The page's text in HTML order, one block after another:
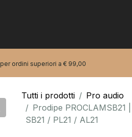
per ordini superiori a € 99,00
Tutti i prodotti
Pro audio
Prodipe
SB21 / PL21 / AL21